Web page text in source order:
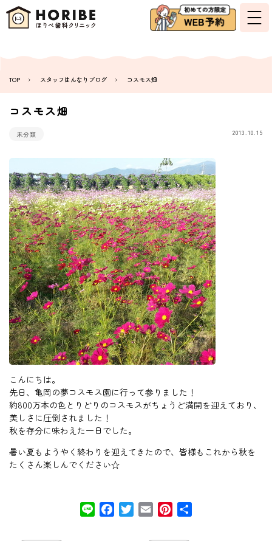
TOP スタッフはんなりブログ コスモス畑
コスモス畑
未分類 2013.10.15
こんにちは。
先日、亀岡の夢コスモス園に行って参りました！
約800万本の色とりどりのコスモスがちょうど満開を迎えており、
美しさに圧倒されました！
秋を存分に味わえた一日でした。
暑い夏もようやく終わりを迎えてきたので、皆様もこれから秋を
たくさん楽しんでください☆
Line FacebookTwitter
Email Pinterest